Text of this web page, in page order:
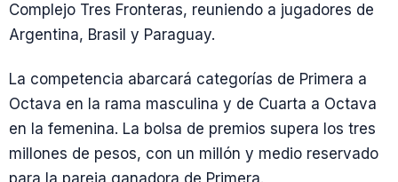
Complejo Tres Fronteras, reuniendo a jugadores de
Argentina, Brasil y Paraguay.
La competencia abarcará categorías de Primera a
Octava en la rama masculina y de Cuarta a Octava
en la femenina. La bolsa de premios supera los tres
millones de pesos, con un millón y medio reservado
para la pareja ganadora de Primera.